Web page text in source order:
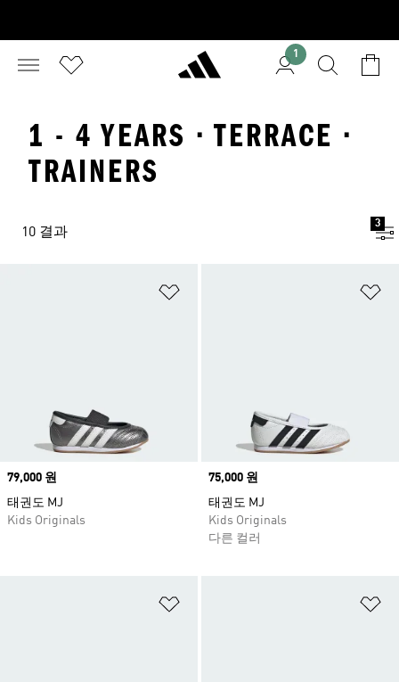
1
1 - 4 YEARS · TERRACE ·
TRAINERS
10 결과
3
Price
79,000 원
태권도 MJ
Kids Originals
Price
75,000 원
태권도 MJ
Kids Originals
다른 컬러